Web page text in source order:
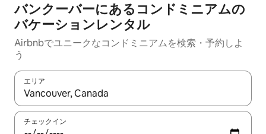
バンクーバーにあるコンドミニアムの
バケーションレンタル
Airbnbでユニークなコンドミニアムを検索・予約しよ
う
エリア
検索結果が表示されたら、上下の矢印キーを使って移動するか
チェックイン